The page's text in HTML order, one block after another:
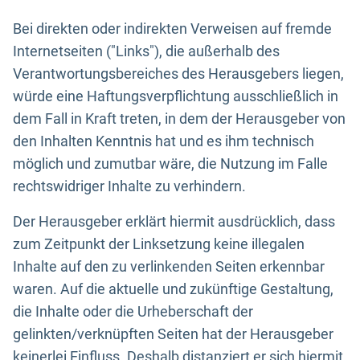
Bei direkten oder indirekten Verweisen auf fremde
Internetseiten ("Links"), die außerhalb des
Verantwortungsbereiches des Herausgebers liegen,
würde eine Haftungsverpflichtung ausschließlich in
dem Fall in Kraft treten, in dem der Herausgeber von
den Inhalten Kenntnis hat und es ihm technisch
möglich und zumutbar wäre, die Nutzung im Falle
rechtswidriger Inhalte zu verhindern.
Der Herausgeber erklärt hiermit ausdrücklich, dass
zum Zeitpunkt der Linksetzung keine illegalen
Inhalte auf den zu verlinkenden Seiten erkennbar
waren. Auf die aktuelle und zukünftige Gestaltung,
die Inhalte oder die Urheberschaft der
gelinkten/verknüpften Seiten hat der Herausgeber
keinerlei Einfluss. Deshalb distanziert er sich hiermit